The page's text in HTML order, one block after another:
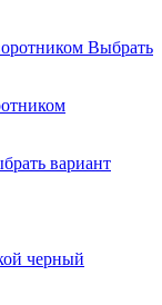
Выбрать
вариант